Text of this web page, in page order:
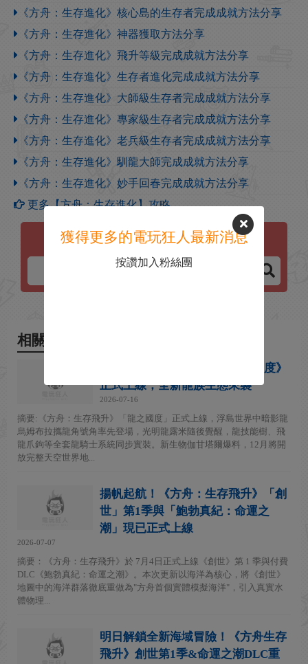
《方舟：生存進化》核心島的生存者完成成就方法分享
《方舟：生存進化》神器獲取方法分享
《方舟：生存進化》飛升等級完成成就方法分享
《方舟：生存進化》生存者進化完成成就方法分享
《方舟：生存進化》大師級生存者完成成就方法分享
《方舟：生存進化》專家級生存者完成成就方法分享
《方舟：生存進化》老兵級生存者完成成就方法分享
《方舟：生存進化》馴龍大師完成成就方法分享
《方舟：生存進化》妙手回春完成成就方法分享
更多【方舟：生存進化】攻略
方舟：生存進化
相關新聞
《方舟生存飛升》DLC《龍之國度》
正式上線，全新龍族生態來襲
2026-07-16
摘要:《方舟：生存飛升》「龍之國度」正式上線，浮島世界中暗影龍
烏姆布拉攜龍角號角率先登場，光明龍露米隨後覺醒，龍技能樹、飛
龍爪鉤等全套龍騎士系統同步實裝。新生物伽甘塔爾爆料，12月將開
放完整天空世界地...
揚帆起航！《方舟：生存飛升》「創
世」第1季與「鮑勃真紀：命運之
潮」現已正式上線
2026-07-07
摘要：《方舟：生存飛升》於 7月4日正式上線《創世》第 1 季與付費
DLC《鮑勃真紀：命運之潮》。本次更新以海洋為核心，將《創世》
地圖中的海洋群落徹底重做為"方舟首個實體模擬海洋"，引入真實水
體物理...
明日解鎖全新海域冒險！《方舟生存
飛升》創世第1季&命運之潮DLC重
獲得更多的電玩狂人最新消息
按讚加入粉絲團